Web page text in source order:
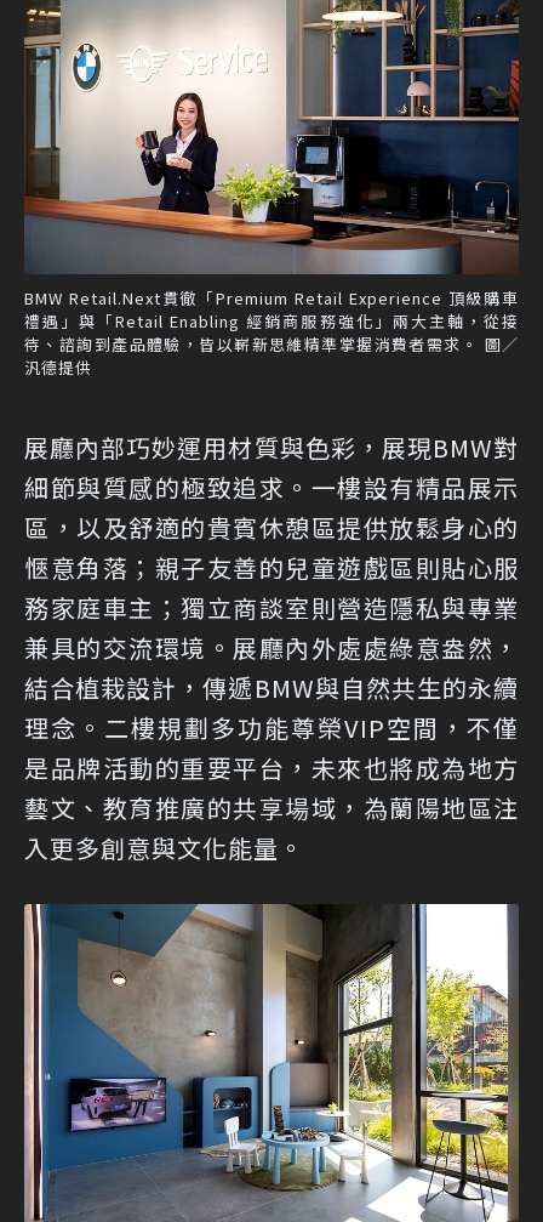
BMW Retail.Next貫徹「Premium Retail Experience 頂級購車
禮遇」與「Retail Enabling 經銷商服務強化」兩大主軸，從接
待、諮詢到產品體驗，皆以嶄新思維精準掌握消費者需求。 圖／
汎德提供
展廳內部巧妙運用材質與色彩，展現BMW對
細節與質感的極致追求。一樓設有精品展示
區，以及舒適的貴賓休憩區提供放鬆身心的
愜意角落；親子友善的兒童遊戲區則貼心服
務家庭車主；獨立商談室則營造隱私與專業
兼具的交流環境。展廳內外處處綠意盎然，
結合植栽設計，傳遞BMW與自然共生的永續
理念。二樓規劃多功能尊榮VIP空間，不僅
是品牌活動的重要平台，未來也將成為地方
藝文、教育推廣的共享場域，為蘭陽地區注
入更多創意與文化能量。